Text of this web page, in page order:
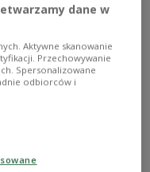
granicy.
i myślimy
wyrazy
dane w
Aktywne skanowanie
Przechowywanie
Spersonalizowane
odbiorców i